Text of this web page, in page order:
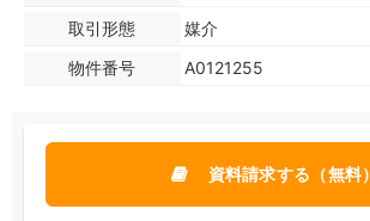
取引形態
媒介
物件番号
A0121255
資料請求する（無料）